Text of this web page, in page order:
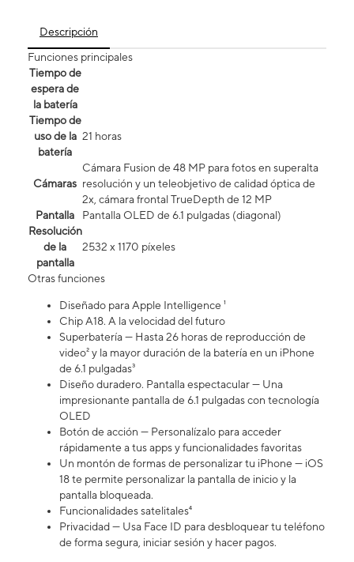
Descripción
Funciones principales
Tiempo de
espera de
la batería
Tiempo de
uso de la
batería
21 horas
Cámaras
Cámara Fusion de 48 MP para fotos en superalta
resolución y un teleobjetivo de calidad óptica de
2x, cámara frontal TrueDepth de 12 MP
Pantalla
Pantalla OLED de 6.1 pulgadas (diagonal)
Resolución
de la
pantalla
2532 x 1170 píxeles
Otras funciones
Diseñado para Apple Intelligence ¹
Chip A18. A la velocidad del futuro
Superbatería — Hasta 26 horas de reproducción de
video² y la mayor duración de la batería en un iPhone
de 6.1 pulgadas³
Diseño duradero. Pantalla espectacular — Una
impresionante pantalla de 6.1 pulgadas con tecnología
OLED
Botón de acción — Personalízalo para acceder
rápidamente a tus apps y funcionalidades favoritas
Un montón de formas de personalizar tu iPhone — iOS
18 te permite personalizar la pantalla de inicio y la
pantalla bloqueada.
Funcionalidades satelitales⁴
Privacidad — Usa Face ID para desbloquear tu teléfono
de forma segura, iniciar sesión y hacer pagos.